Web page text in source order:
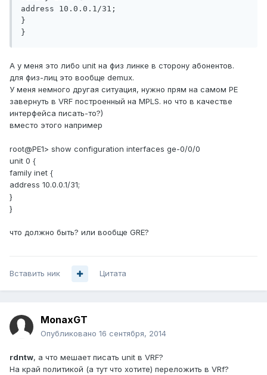
address 10.0.0.1/31;
}
}
А у меня это либо unit на физ линке в сторону абонентов.
для физ-лиц это вообще demux.
У меня немного другая ситуация, нужно прям на самом PE
завернуть в VRF построенный на MPLS. но что в качестве
интерфейса писать-то?)
вместо этого например
root@PE1> show configuration interfaces ge-0/0/0
unit 0 {
family inet {
address 10.0.0.1/31;
}
}
что должно быть? или вообще GRE?
Вставить ник Цитата
MonaxGT
Опубликовано 16 сентября, 2014
rdntw, а что мешает писать unit в VRF?
На край политикой (а тут что хотите) переложить в VRf?